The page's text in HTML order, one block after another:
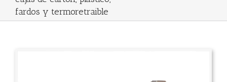
fardos y termoretraible